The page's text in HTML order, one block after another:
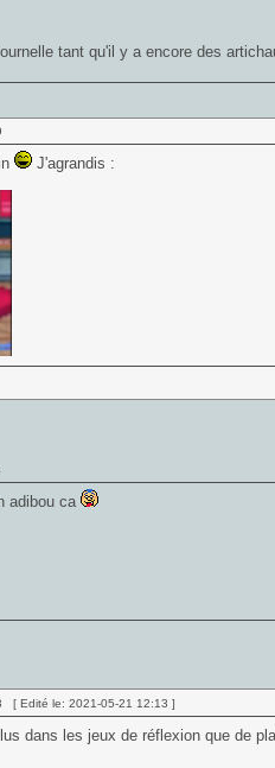
tant qu'il y a encore des
J'agrandis :
adibou ca
[ Edité le: 2021-05-21 12:13 ]
dans les jeux de réflexion que de